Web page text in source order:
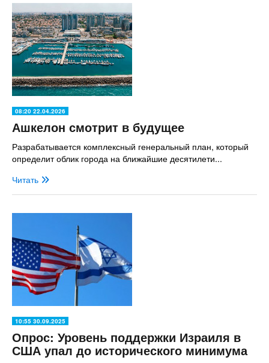
08:20 22.04.2026
Ашкелон смотрит в будущее
Разрабатывается комплексный генеральный план, который
определит облик города на ближайшие десятилети...
Читать
10:55 30.09.2025
Опрос: Уровень поддержки Израиля в
США упал до исторического минимума